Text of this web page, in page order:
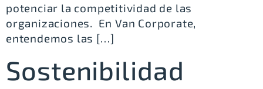
potenciar la competitividad de las
organizaciones. En Van Corporate,
entendemos las […]
Sostenibilidad